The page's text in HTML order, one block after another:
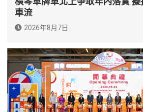
車流
2026年8月7日